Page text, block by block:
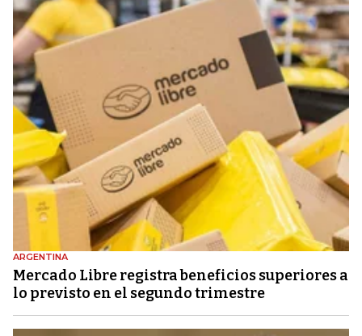
ARGENTINA
Mercado Libre registra beneficios superiores a
lo previsto en el segundo trimestre